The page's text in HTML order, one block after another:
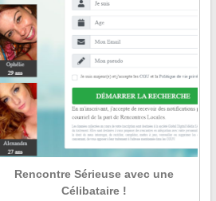
Rencontre Sérieuse avec une
Célibataire !